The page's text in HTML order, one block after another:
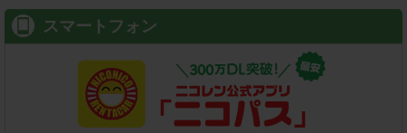
スマートフォン